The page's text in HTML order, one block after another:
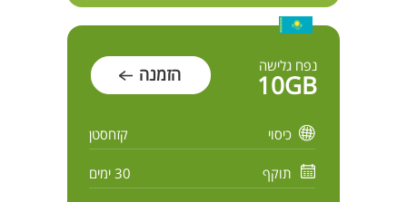
נפח גלישה
10GB הזמנה
כיסוי קזחסטן
תוקף 30 ימים